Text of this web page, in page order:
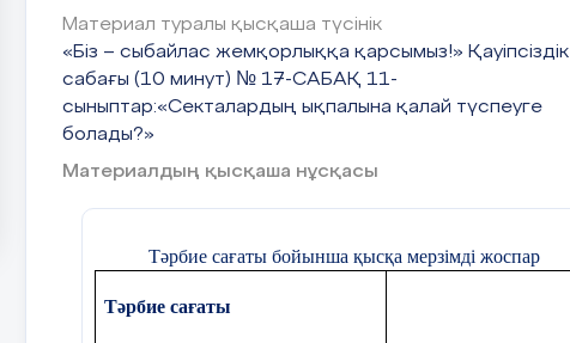
Материал туралы қысқаша түсінік
«Біз – сыбайлас жемқорлыққа қарсымыз!» Қауіпсіздік
сабағы (10 минут) № 17-САБАҚ 11-
сыныптар:«Секталардың ықпалына қалай түспеуге
болады?»
Материалдың қысқаша нұсқасы
Тәрбие сағаты бойынша қысқа мерзімді жоспар
Тәрбие сағаты